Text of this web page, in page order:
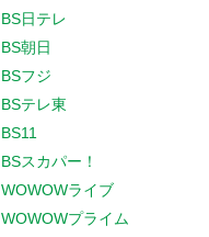
BS日テレ
BS朝日
BSフジ
BSテレ東
BS11
BSスカパー！
WOWOWライブ
WOWOWプライム